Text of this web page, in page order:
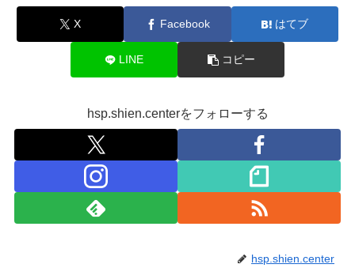
X Facebook はてブ
LINE コピー
hsp.shien.centerをフォローする
hsp.shien.center